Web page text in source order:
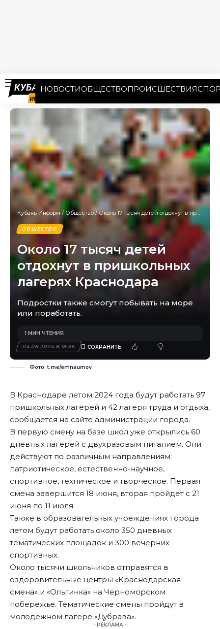
НОВОСТИОБЩЕСТВОПРОИСШЕСТВИЯ
Кубань Информ / Общество/Около 17 тысяч детей отдохнут в пришкольных лагерях Краснодара
ОБЩЕСТВО
Около 17 тысяч детей
отдохнут в пришкольных
лагерях Краснодара
Подростки также смогут побывать на море
или поработать.
04.06.2024 В 18:36
1 МИН ЧТЕНИЯ
Фото: t.me/emnaumov
В Краснодаре летом 2024 года будут работать 97
пришкольных лагерей и 42 лагеря труда и отдыха,
сообщается на сайте администрации города.
В первую смену на базе школ уже открылись 60
дневных лагерей с двухразовым питанием. Они
действуют по различным направлениям:
патриотическое, естественно-научное,
спортивное, техническое и творческое. Первая
смена завершится 18 июня, вторая пройдет с 21
июня по 11 июля.
Также в образовательных учреждениях города
летом будут работать около 350 дневных
тематических площадок и 300 вечерних
спортивных.
Около тысячи школьников отправятся в
оздоровительные центры «Краснодарская
смена» и «Ольгинка» на Черноморском
побережье. Тематические смены пройдут в
молодежном лагере «Дубрава».
- РЕКЛАМА -